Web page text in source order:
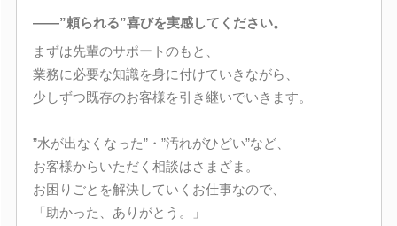
――”頼られる”喜びを実感してください。
まずは先輩のサポートのもと、
業務に必要な知識を身に付けていきながら、
少しずつ既存のお客様を引き継いでいきます。
”水が出なくなった”・”汚れがひどい”など、
お客様からいただく相談はさまざま。
お困りごとを解決していくお仕事なので、
「助かった、ありがとう。」